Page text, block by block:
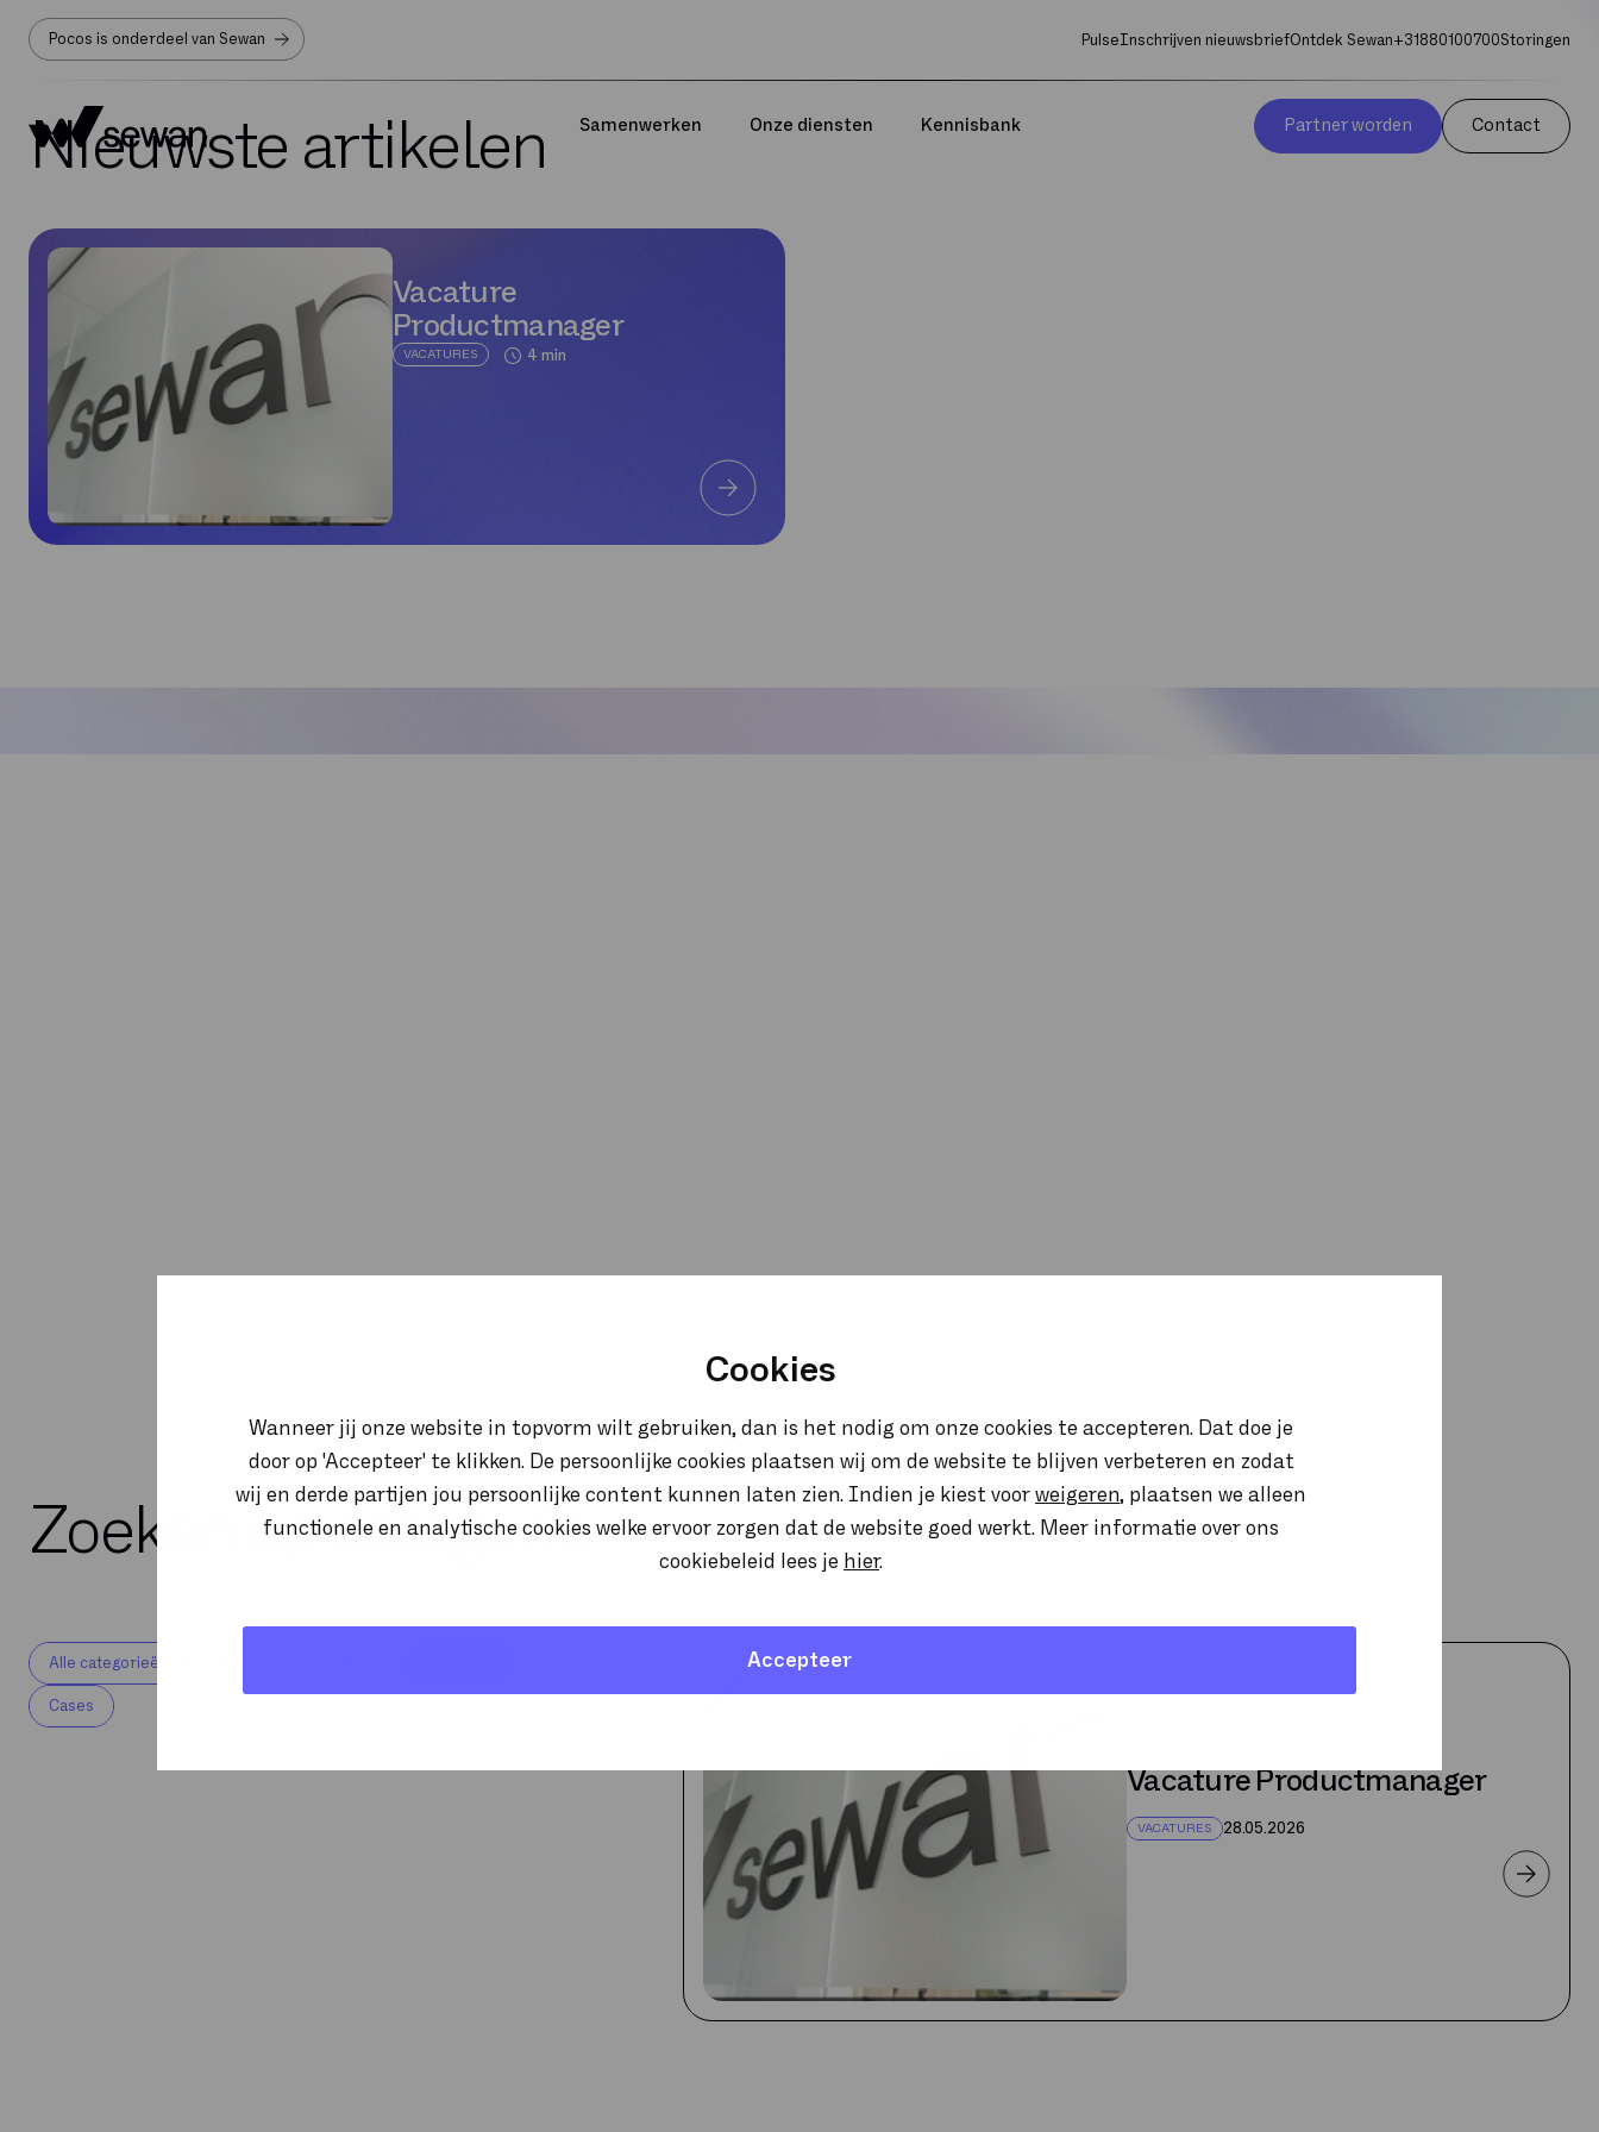
Cookies
Wanneer jij onze website in topvorm wilt gebruiken, dan is het nodig om onze cookies te accepteren. Dat doe je
door op 'Accepteer' te klikken. De persoonlijke cookies plaatsen wij om de website te blijven verbeteren en zodat
wij en derde partijen jou persoonlijke content kunnen laten zien. Indien je kiest voor weigeren, plaatsen we alleen
functionele en analytische cookies welke ervoor zorgen dat de website goed werkt. Meer informatie over ons
cookiebeleid lees je hier.
Accepteer
Pocos is onderdeel van Sewan PulseInschrijven nieuwsbriefOntdek Sewan+31880100700Storingen
Samenwerken Onze diensten Kennisbank Partner worden Contact
Sewan blogs
Artikelen, whitepapers, troubleshooting en andere uitleg van de experts
Nieuwste artikelen
Vacature
Productmanager
VACATURES 4 min
Zoeken op categorie
Alle categorieën
Cases
Vacature Productmanager
VACATURES 28.05.2026